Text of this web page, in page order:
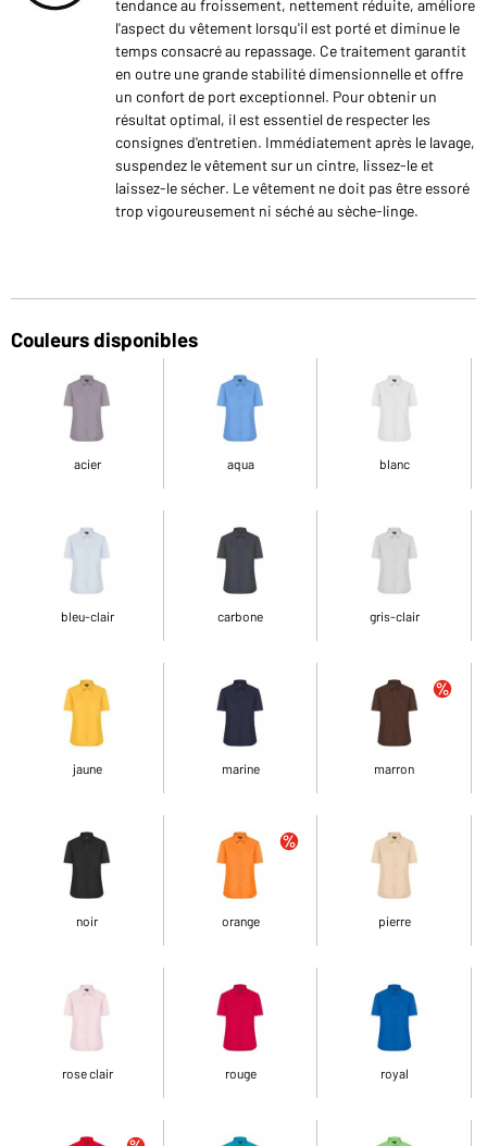
tendance au froissement, nettement réduite, améliore
l'aspect du vêtement lorsqu'il est porté et diminue le
temps consacré au repassage. Ce traitement garantit
en outre une grande stabilité dimensionnelle et offre
un confort de port exceptionnel. Pour obtenir un
résultat optimal, il est essentiel de respecter les
consignes d'entretien. Immédiatement après le lavage,
suspendez le vêtement sur un cintre, lissez-le et
laissez-le sécher. Le vêtement ne doit pas être essoré
trop vigoureusement ni séché au sèche-linge.
Couleurs disponibles
acier aqua blanc
bleu-clair carbone gris-clair
jaune marine marron
noir orange pierre
rose clair rouge royal